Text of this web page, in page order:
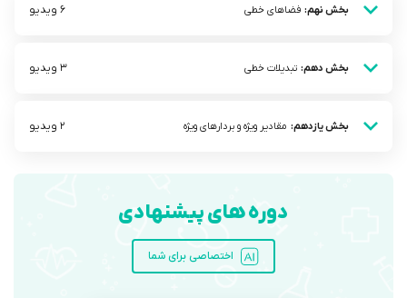
بخش نهم: فضاهای خطی 6 ویدیو
بخش دهم: تبدیلات خطی 3 ویدیو
بخش یازدهم: مقادیر ویژه و بردار‌های ویژه 2 ویدیو
دوره های پیشنهادی
اختصاصی برای شما